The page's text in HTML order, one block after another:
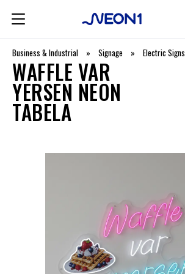
Business & Industrial » Signage » Electric Signs
WAFFLE VAR
YERSEN NEON
TABELA